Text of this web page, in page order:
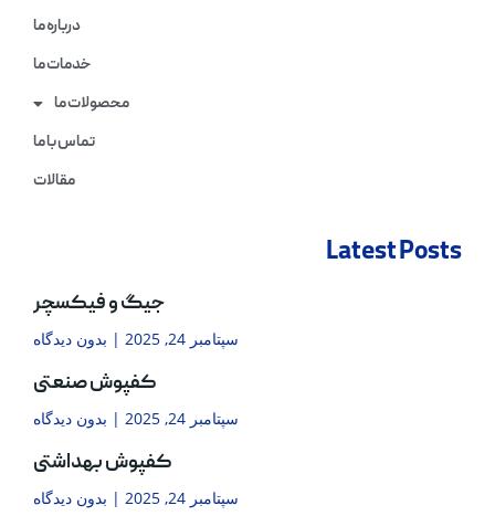
درباره ما
خدمات ما
محصولات ما
تماس با ما
مقالات
Latest Posts
جیگ و فیکسچر
سپتامبر 24, 2025 بدون دیدگاه
کفپوش صنعتی
سپتامبر 24, 2025 بدون دیدگاه
کفپوش بهداشتی
سپتامبر 24, 2025 بدون دیدگاه